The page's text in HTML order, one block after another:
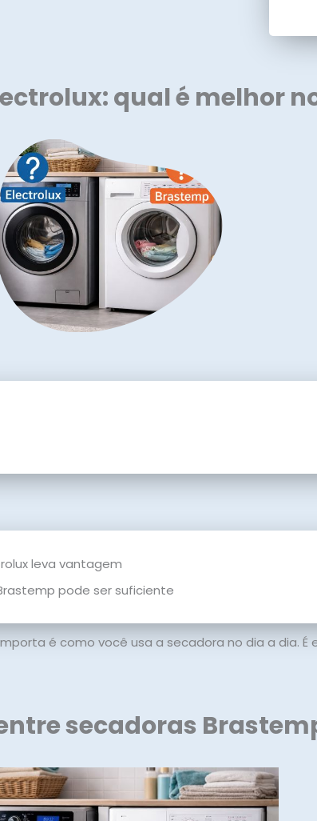
qual é melhor
leva vantagem
pode ser suficiente
é como você usa a secadora no dia a dia.
secadoras